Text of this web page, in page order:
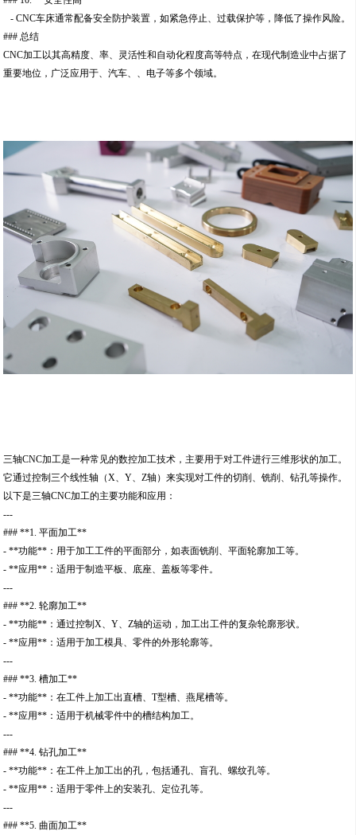
- CNC车床通常配备安全防护装置，如紧急停止、过载保护等，降低了操作风险。
### 总结
CNC加工以其高精度、率、灵活性和自动化程度高等特点，在现代制造业中占据了
重要地位，广泛应用于、汽车、、电子等多个领域。
三轴CNC加工是一种常见的数控加工技术，主要用于对工件进行三维形状的加工。
它通过控制三个线性轴（X、Y、Z轴）来实现对工件的切削、铣削、钻孔等操作。
以下是三轴CNC加工的主要功能和应用：
---
### **1. 平面加工**
- **功能**：用于加工工件的平面部分，如表面铣削、平面轮廓加工等。
- **应用**：适用于制造平板、底座、盖板等零件。
---
### **2. 轮廓加工**
- **功能**：通过控制X、Y、Z轴的运动，加工出工件的复杂轮廓形状。
- **应用**：适用于加工模具、零件的外形轮廓等。
---
### **3. 槽加工**
- **功能**：在工件上加工出直槽、T型槽、燕尾槽等。
- **应用**：适用于机械零件中的槽结构加工。
---
### **4. 钻孔加工**
- **功能**：在工件上加工出的孔，包括通孔、盲孔、螺纹孔等。
- **应用**：适用于零件上的安装孔、定位孔等。
---
### **5. 曲面加工**